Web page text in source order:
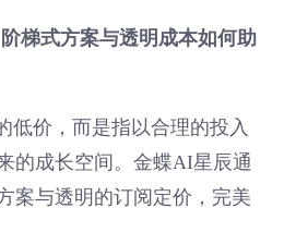
梯式方案与透明成本如何助
低价，而是指以合理的投入
的成长空间。金蝶AI星辰通
案与透明的订阅定价，完美